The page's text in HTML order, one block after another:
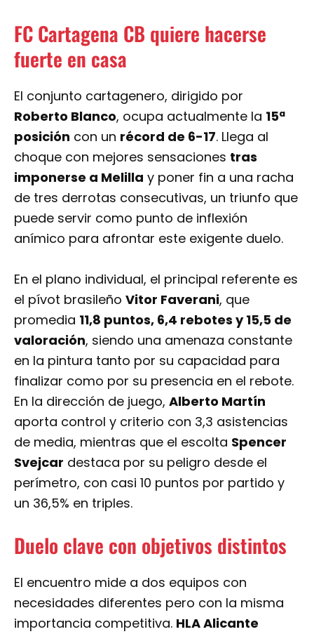
FC Cartagena CB quiere hacerse
fuerte en casa
El conjunto cartagenero, dirigido por
Roberto Blanco, ocupa actualmente la 15ª
posición con un récord de 6-17. Llega al
choque con mejores sensaciones tras
imponerse a Melilla y poner fin a una racha
de tres derrotas consecutivas, un triunfo que
puede servir como punto de inflexión
anímico para afrontar este exigente duelo.
En el plano individual, el principal referente es
el pívot brasileño Vitor Faverani, que
promedia 11,8 puntos, 6,4 rebotes y 15,5 de
valoración, siendo una amenaza constante
en la pintura tanto por su capacidad para
finalizar como por su presencia en el rebote.
En la dirección de juego, Alberto Martín
aporta control y criterio con 3,3 asistencias
de media, mientras que el escolta Spencer
Svejcar destaca por su peligro desde el
perímetro, con casi 10 puntos por partido y
un 36,5% en triples.
Duelo clave con objetivos distintos
El encuentro mide a dos equipos con
necesidades diferentes pero con la misma
importancia competitiva. HLA Alicante